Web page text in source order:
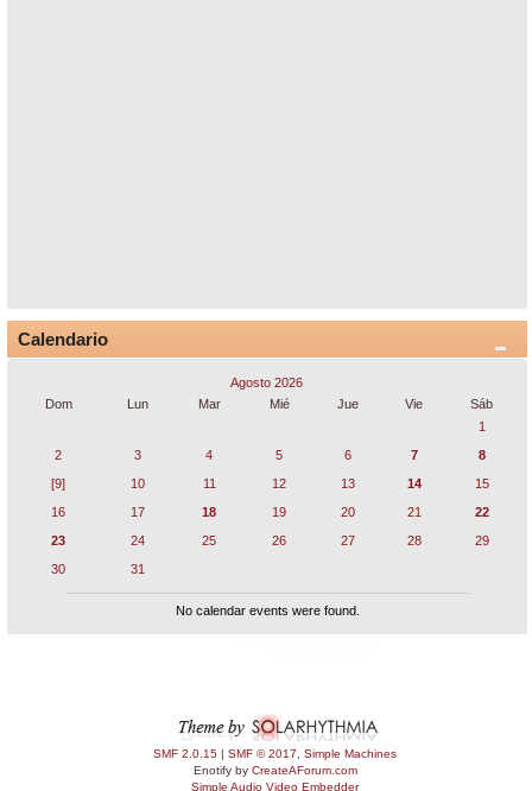
Calendario
Agosto 2026
Dom
Lun Mar Mié Jue Vie
Sáb
1
2
3 4 5 6 7
8
[9]
10 11 12 13 14
15
16
17 18 19 20 21
22
23
24 25 26 27 28
29
30
31
No calendar events were found.
SMF 2.0.15 | SMF © 2017
Simple Machines
Enotify by CreateAForum.com
Simple Audio Video Embedder